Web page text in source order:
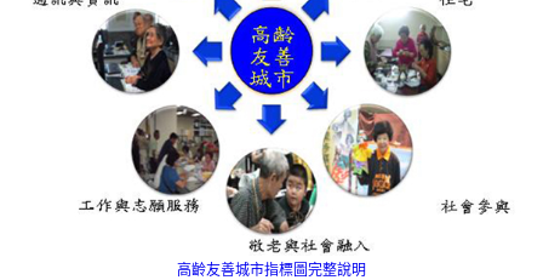
高齡友善城市指標圖完整說明